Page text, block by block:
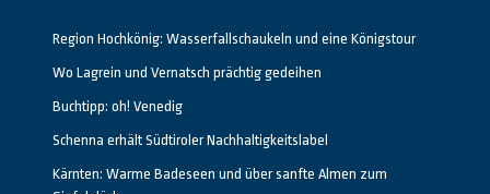
Region Hochkönig: Wasserfallschaukeln und eine Königstour
Wo Lagrein und Vernatsch prächtig gedeihen
Buchtipp: oh! Venedig
Schenna erhält Südtiroler Nachhaltigkeitslabel
Kärnten: Warme Badeseen und über sanfte Almen zum